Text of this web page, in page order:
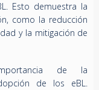
Esto demuestra la
como la reducción
y la mitigación de
de la
de los eBL.